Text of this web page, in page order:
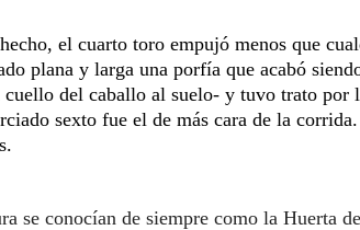
el cuarto toro empujó menos que
plana y larga una porfía que acabó
del caballo al suelo- y tuvo trato por
sexto fue el de más cara de la
se conocían de siempre como la Huerta